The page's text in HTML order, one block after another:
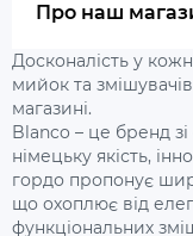
Про наш
Досконалість у
мийок та
магазині.
Blanco – це бренд
німецьку якість,
гордо пропонує
що охоплює від
функціональних